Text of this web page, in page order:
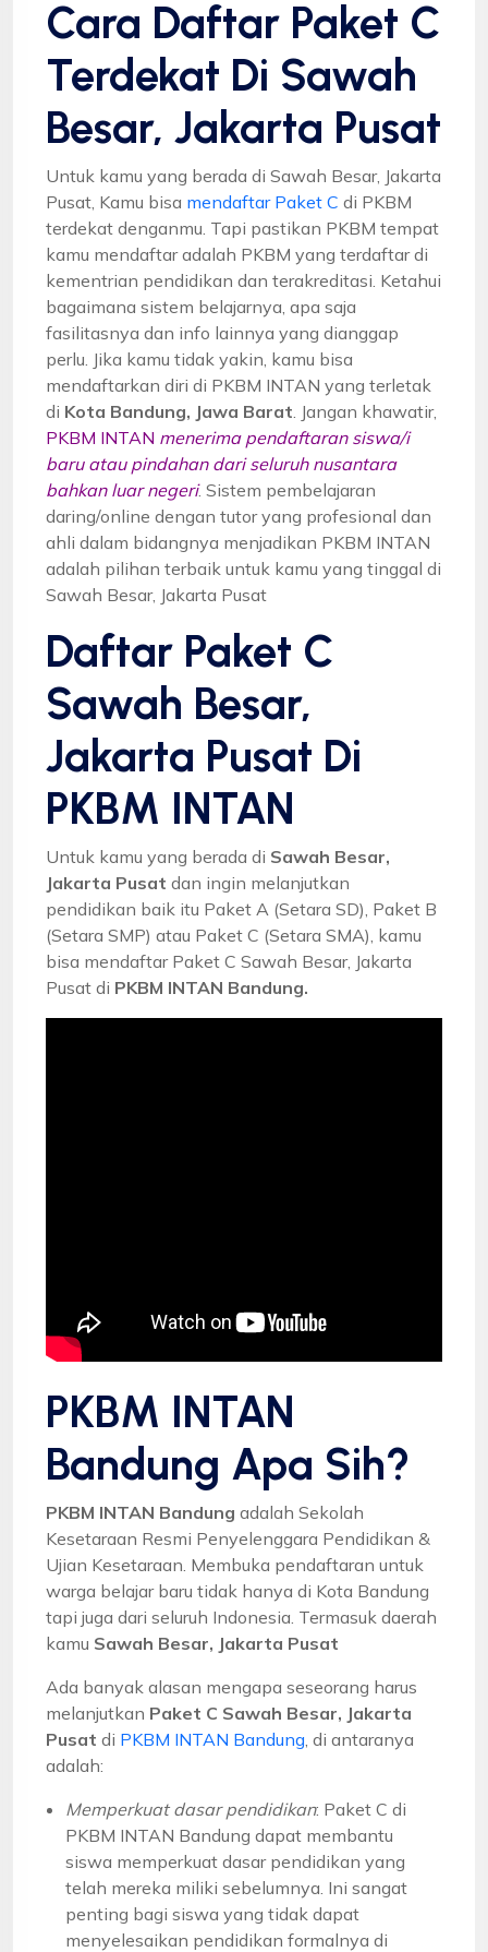
Cara Daftar Paket C
Terdekat Di Sawah
Besar, Jakarta Pusat
Untuk kamu yang berada di Sawah Besar, Jakarta
Pusat, Kamu bisa mendaftar Paket C di PKBM
terdekat denganmu. Tapi pastikan PKBM tempat
kamu mendaftar adalah PKBM yang terdaftar di
kementrian pendidikan dan terakreditasi. Ketahui
bagaimana sistem belajarnya, apa saja
fasilitasnya dan info lainnya yang dianggap
perlu. Jika kamu tidak yakin, kamu bisa
mendaftarkan diri di PKBM INTAN yang terletak
di Kota Bandung, Jawa Barat . Jangan khawatir,
PKBM INTAN menerima pendaftaran siswa/i
baru atau pindahan dari seluruh nusantara
bahkan luar negeri. Sistem pembelajaran
daring/online dengan tutor yang profesional dan
ahli dalam bidangnya menjadikan PKBM INTAN
adalah pilihan terbaik untuk kamu yang tinggal di
Sawah Besar, Jakarta Pusat
Daftar Paket C
Sawah Besar,
Jakarta Pusat Di
PKBM INTAN
Untuk kamu yang berada di Sawah Besar,
Jakarta Pusat dan ingin melanjutkan
pendidikan baik itu Paket A (Setara SD), Paket B
(Setara SMP) atau Paket C (Setara SMA), kamu
bisa mendaftar Paket C Sawah Besar, Jakarta
Pusat di PKBM INTAN Bandung.
PKBM INTAN
Bandung Apa Sih?
PKBM INTAN Bandung adalah Sekolah
Kesetaraan Resmi Penyelenggara Pendidikan &
Ujian Kesetaraan. Membuka pendaftaran untuk
warga belajar baru tidak hanya di Kota Bandung
tapi juga dari seluruh Indonesia. Termasuk daerah
kamu Sawah Besar, Jakarta Pusat
Ada banyak alasan mengapa seseorang harus
melanjutkan Paket C Sawah Besar, Jakarta
Pusat di PKBM INTAN Bandung , di antaranya
adalah:
Memperkuat dasar pendidikan: Paket C di
PKBM INTAN Bandung dapat membantu
siswa memperkuat dasar pendidikan yang
telah mereka miliki sebelumnya. Ini sangat
penting bagi siswa yang tidak dapat
menyelesaikan pendidikan formalnya di